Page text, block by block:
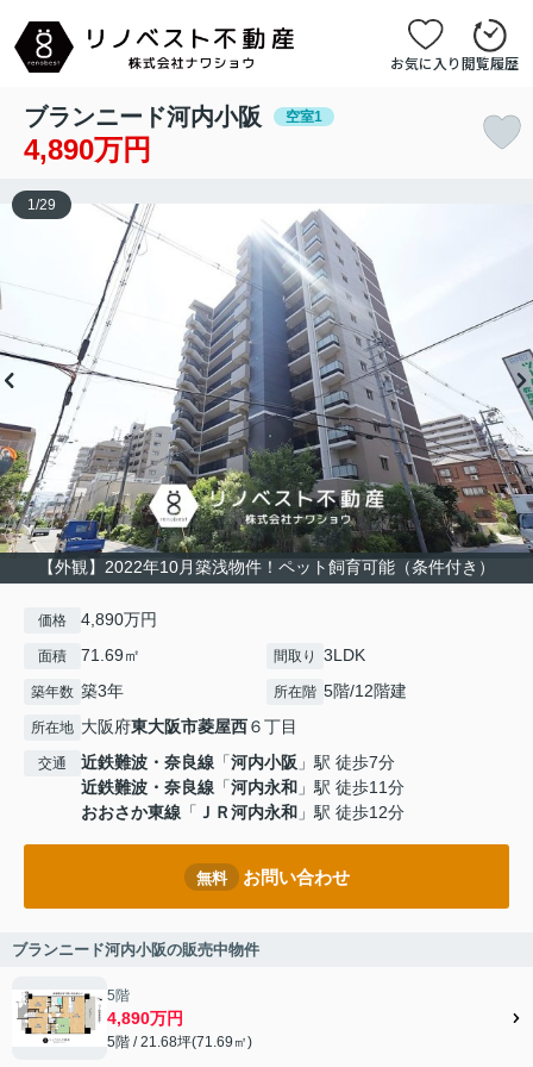
お気に入り閲覧履歴
ブランニード河内小阪 空室1
4,890万円
【外観】2022年10月築浅物件！ペット飼育可能（条件付き）
1 /29
価格 4,890万円
面積 71.69㎡ 間取り 3LDK
築年数 築3年 所在階 5階/12階建
所在地 大阪府東大阪市菱屋西６丁目
交通 近鉄難波・奈良線 「河内小阪 」駅 徒歩7分
近鉄難波・奈良線 「河内永和 」駅 徒歩11分
おおさか東線 「 ＪＲ河内永和 」駅 徒歩12分
無料 お問い合わせ
ブランニード河内小阪の販売中物件
5階
4,890万円
5階 / 21.68坪(71.69㎡)